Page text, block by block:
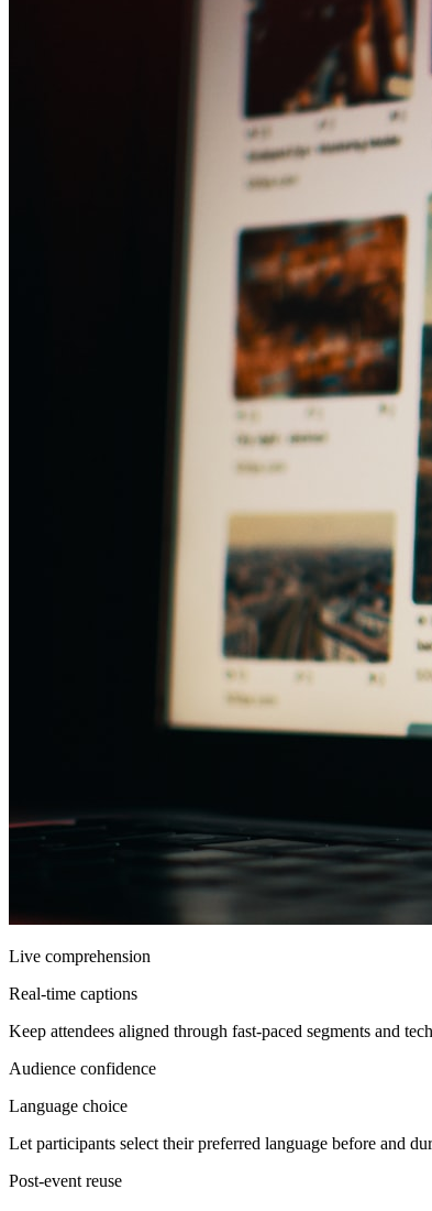
Live comprehension
Real-time captions
Keep attendees aligned through fast-paced segments and
Audience confidence
Language choice
Let participants select their preferred language before and
Post-event reuse